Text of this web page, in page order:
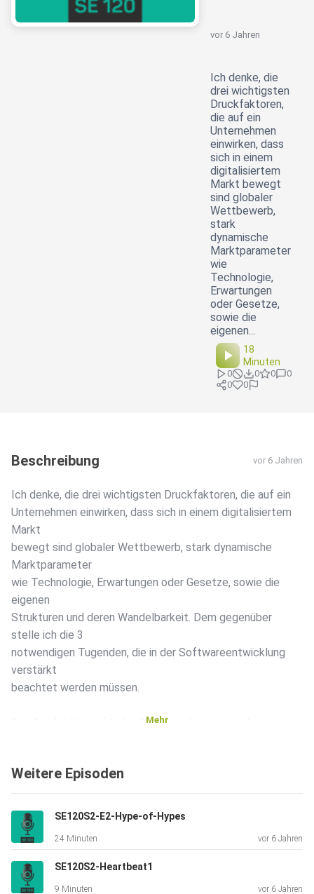
vor 6 Jahren
Ich denke, die
drei wichtigsten
Druckfaktoren,
die auf ein
Unternehmen
einwirken, dass
sich in einem
digitalisiertem
Markt bewegt
sind globaler
Wettbewerb,
stark
dynamische
Marktparameter
wie
Technologie,
Erwartungen
oder Gesetze,
sowie die
eigenen...
18
Minuten
0 0 0
0
0
0
Beschreibung vor 6 Jahren
Ich denke, die drei wichtigsten Druckfaktoren, die auf ein
Unternehmen einwirken, dass sich in einem digitalisiertem
Markt
bewegt sind globaler Wettbewerb, stark dynamische
Marktparameter
wie Technologie, Erwartungen oder Gesetze, sowie die
eigenen
Strukturen und deren Wandelbarkeit. Dem gegenüber
stelle ich die 3
notwendigen Tugenden, die in der Softwareentwicklung
verstärkt
beachtet werden müssen.
Feedback bitte auf LinkedIn, Xing oder per email.
Mehr
Weitere Episoden
SE120S2-E2-Hype-of-Hypes
24 Minuten vor 6 Jahren
SE120S2-Heartbeat1
9 Minuten vor 6 Jahren